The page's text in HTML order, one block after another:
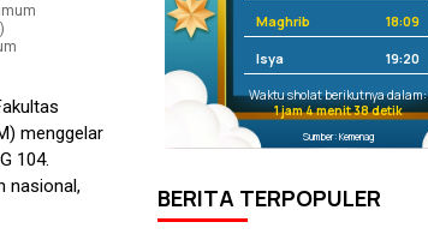
menggelar
104.
nasional,
Maghrib 18:09
Isya 19:20
Waktu sholat berikutnya dalam:
1 jam 4 menit 37 detik
Sumber: Kemenag
BERITA TERPOPULER